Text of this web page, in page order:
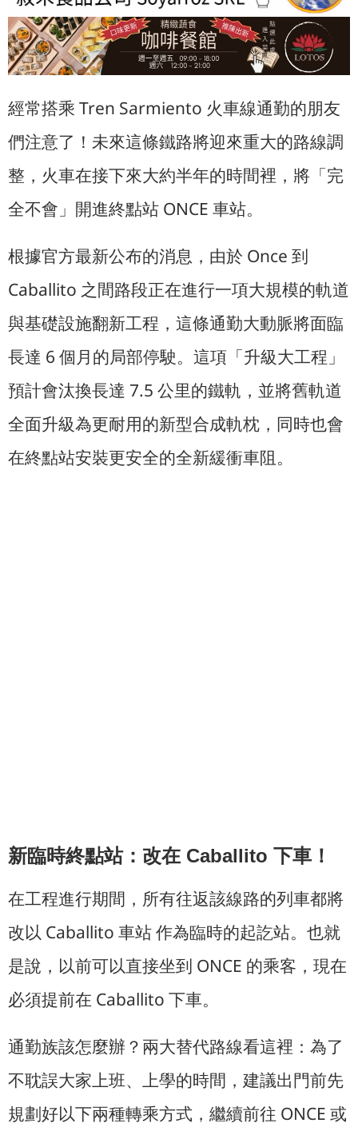
經常搭乘 Tren Sarmiento 火車線通勤的朋友
們注意了！未來這條鐵路將迎來重大的路線調
整，火車在接下來大約半年的時間裡，將「完
全不會」開進終點站 ONCE 車站。
根據官方最新公布的消息，由於 Once 到
Caballito 之間路段正在進行一項大規模的軌道
與基礎設施翻新工程，這條通勤大動脈將面臨
長達 6 個月的局部停駛。這項「升級大工程」
預計會汰換長達 7.5 公里的鐵軌，並將舊軌道
全面升級為更耐用的新型合成軌枕，同時也會
在終點站安裝更安全的全新緩衝車阻。
新臨時終點站：改在 Caballito 下車！
在工程進行期間，所有往返該線路的列車都將
改以 Caballito 車站 作為臨時的起訖站。也就
是說，以前可以直接坐到 ONCE 的乘客，現在
必須提前在 Caballito 下車。
通勤族該怎麼辦？兩大替代路線看這裡：為了
不耽誤大家上班、上學的時間，建議出門前先
規劃好以下兩種轉乘方式，繼續前往 ONCE 或